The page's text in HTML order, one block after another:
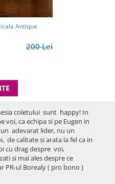
Antique
200 Lei
coletului sunt happy! In
voi, ca echipa si pe Eugen in
adevarat lider, nu un
de calitate si arata la fel ca in
cu drag despre voi,
si mai ales despre ce
PR-ul Borealy ( pro bono )